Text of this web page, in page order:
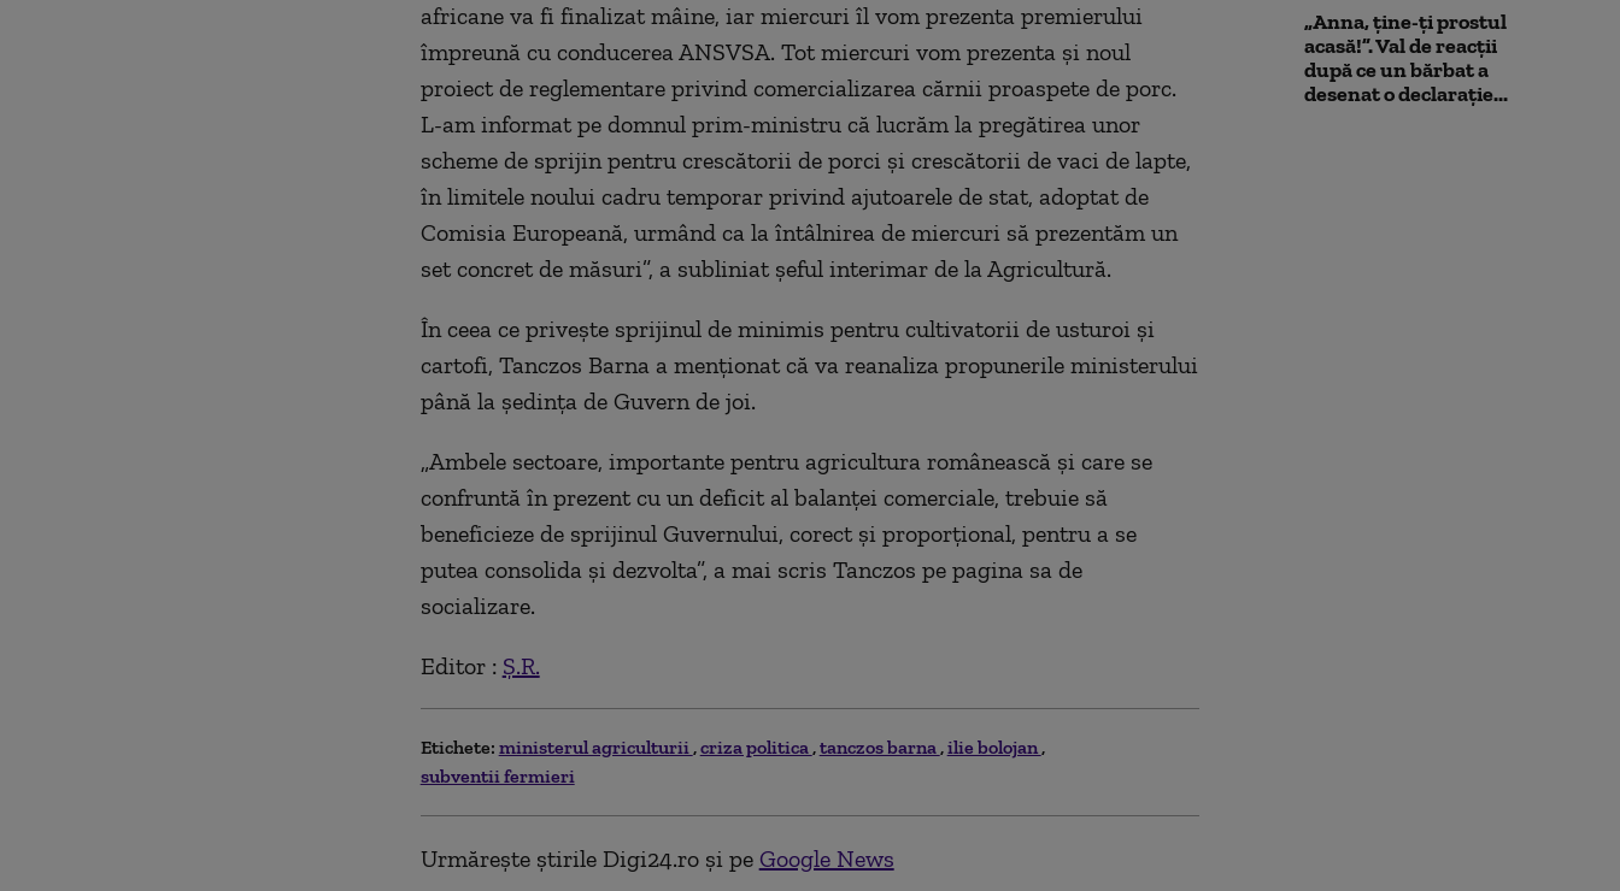
africane va fi finalizat mâine, iar miercuri îl vom prezenta premierului
împreună cu conducerea ANSVSA. Tot miercuri vom prezenta şi noul
proiect de reglementare privind comercializarea cărnii proaspete de porc.
L-am informat pe domnul prim-ministru că lucrăm la pregătirea unor
scheme de sprijin pentru crescătorii de porci şi crescătorii de vaci de lapte,
în limitele noului cadru temporar privind ajutoarele de stat, adoptat de
Comisia Europeană, urmând ca la întâlnirea de miercuri să prezentăm un
set concret de măsuri”, a subliniat şeful interimar de la Agricultură.
În ceea ce priveşte sprijinul de minimis pentru cultivatorii de usturoi şi
cartofi, Tanczos Barna a menţionat că va reanaliza propunerile ministerului
până la şedinţa de Guvern de joi.
„Ambele sectoare, importante pentru agricultura românească şi care se
confruntă în prezent cu un deficit al balanţei comerciale, trebuie să
beneficieze de sprijinul Guvernului, corect şi proporţional, pentru a se
putea consolida şi dezvolta”, a mai scris Tanczos pe pagina sa de
socializare.
Editor : Ș.R.
Etichete: ministerul agriculturii criza politica tanczos barna ilie bolojan
subventii fermieri
Urmărește știrile Digi24.ro și pe Google News
„Anna, ţine-ţi prostul
acasă!”. Val de reacții
după ce un bărbat a
desenat o declarație...